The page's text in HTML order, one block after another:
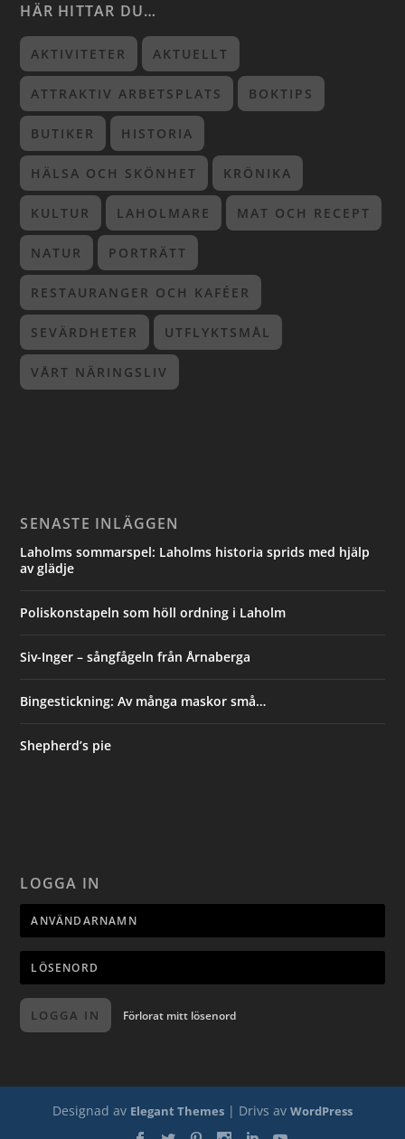
HÄR HITTAR DU…
AKTIVITETER AKTUELLT
ATTRAKTIV ARBETSPLATS BOKTIPS
BUTIKER HISTORIA
HÄLSA OCH SKÖNHET KRÖNIKA
KULTUR LAHOLMARE MAT OCH RECEPT
NATUR PORTRÄTT
RESTAURANGER OCH KAFÉER
SEVÄRDHETER UTFLYKTSMÅL
VÅRT NÄRINGSLIV
SENASTE INLÄGGEN
Laholms sommarspel: Laholms historia sprids med hjälp
av glädje
Poliskonstapeln som höll ordning i Laholm
Siv-Inger – sångfågeln från Årnaberga
Bingestickning: Av många maskor små…
Shepherd’s pie
LOGGA IN
LOGGA IN Förlorat mitt lösenord
Designad av Elegant Themes | Drivs av WordPress